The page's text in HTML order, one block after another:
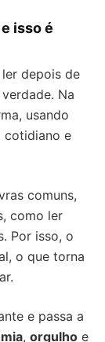
isso é
depois de
Na
usando
cotidiano e
comuns,
como ler
Por isso, o
o que torna
e passa a
, orgulho e